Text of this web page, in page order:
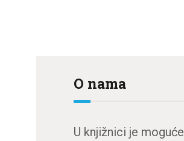
O nama
U knjižnici je moguće